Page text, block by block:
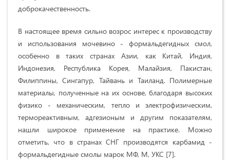
доброкачественность.
В настоящее время сильно возрос интерес к производству
и использования мочевино - формальдегидных смол,
особенно в таких странах Азии, как Китай, Индия,
Индонезия, Республика Корея, Малайзия, Пакистан,
Филиппины, Сингапур, Тайвань и Таиланд. Полимерные
материалы, полученные на их основе, благодаря высоких
физико - механическим, тепло и электрофизическим,
термореактивным, адгезионым и другим показателям,
нашли широкое применение на практике. Можно
отметить, что в странах СНГ производятся карбамид -
формальдегидные смолы марок МФ, М, УКС [7].